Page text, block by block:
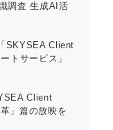
調査 生成AI活
SKYSEA Client
トサービス」
Client
」篇の放映を